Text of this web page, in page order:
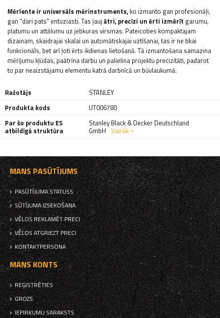
Mērlente ir universāls mērinstruments, ko izmanto gan profesionāļi,
gan "dari pats" entuziasti. Tas ļauj ātri, precīzi un ērti izmērīt garumu,
platumu un attālumu uz jebkuras virsmas. Pateicoties kompaktajam
dizainam, skaidrajai skalai un automātiskajai uztīšanai, tas ir ne tikai
funkcionāls, bet arī ļoti ērts ikdienas lietošanā. Tā izmantošana samazina
mērījumu kļūdas, paātrina darbu un palielina projektu precizitāti, padarot
to par neaizstājamu elementu katrā darbnīcā un būvlaukumā.
Ražotājs
STANLEY
Produkta kods
UT006780
Par šo produktu ES
atbildīgā struktūra
Stanley Black & Decker Deutschland
GmbH Vairāk
MANS PASŪTĪJUMS
PASŪTĪJUMA STATUSS
SŪTĪJUMA IZSEKOŠANA
VĒLOS REKLAMĒT PRECI
VĒLOS ATGRIEZT PRECI
KONTAKTPERSONA
MANS KONTS
REĢISTRĒTIES
GROZS
IEPIRKUMU SARAKSTS